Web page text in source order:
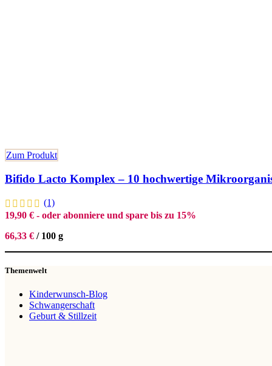
Zum Produkt
Bifido Lacto Komplex – 10 hochwertige
(1)
19,90 € - oder abonniere und spare bis zu 15%
66,33 € / 100 g
Themenwelt
Kinderwunsch-Blog
Schwangerschaft
Geburt & Stillzeit